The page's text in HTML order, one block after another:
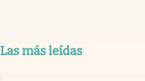
Las más leídas